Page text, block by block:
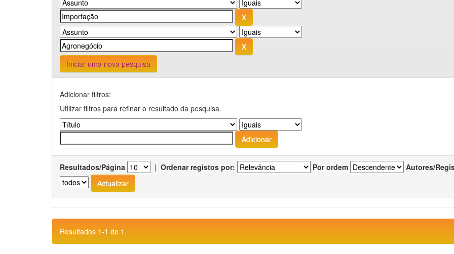
Iniciar uma nova pesquisa
Adicionar filtros:
Utilizar filtros para refinar o resultado da pesquisa.
Resultados/Página | Ordenar registos por: Por ordem Autores/
Resultados 1-1 de 1.